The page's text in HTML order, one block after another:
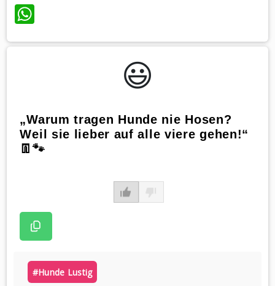
WhatsApp
😃️
„Warum tragen Hunde nie Hosen?
Weil sie lieber auf alle viere gehen!“
👖🐾
#hunde Lustig